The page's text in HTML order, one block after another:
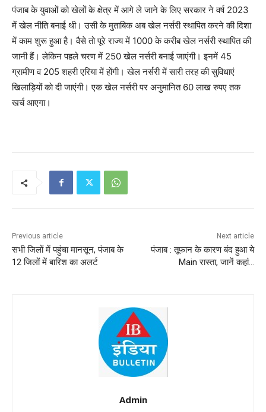
पंजाब के युवाओं को खेलों के क्षेत्र में आगे ले जाने के लिए सरकार ने वर्ष 2023
में खेल नीति बनाई थी। उसी के मुताबिक अब खेल नर्सरी स्थापित करने की दिशा
में काम शुरू हुआ है। वैसे तो पूरे राज्य में 1000 के करीब खेल नर्सरी स्थापित की
जानी हैं। लेकिन पहले चरण में 250 खेल नर्सरी बनाई जाएंगी। इनमें 45
ग्रामीण व 205 शहरी एरिया में होंगी। खेल नर्सरी में सारी तरह की सुविधाएं
खिलाड़ियों काे दी जाएंगी। एक खेल नर्सरी पर अनुमानित 60 लाख रुपए तक
खर्च आएगा।
Previous article
सभी जिलों में पहुंचा मानसून, पंजाब के
12 जिलों में बारिश का अलर्ट
Next article
पंजाब : तूफान के कारण बंद हुआ ये
Main रास्ता, जानें कहां…
Admin